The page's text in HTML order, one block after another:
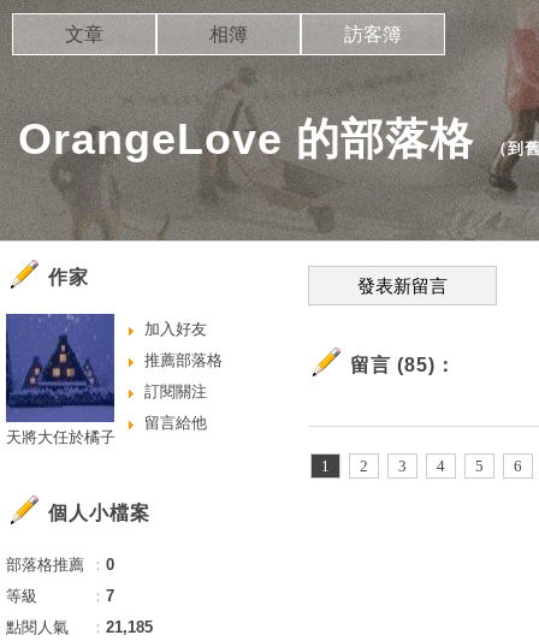
OrangeLove 的部落格 （到
文章 相簿 訪客簿
發表新留言
留言 (85)：
1 2 3 4 5 6
作家
加入好友
推薦部落格
訂閱關注
留言給他
天將大任於橘子
個人小檔案
部落格推薦 ： 0
等級
： 7
點閱人氣
： 21,185